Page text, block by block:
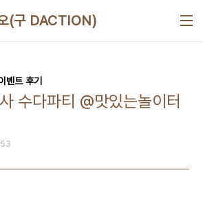
(구 DACTION)
벤트 후기
수다파티 @맛있는놀이터